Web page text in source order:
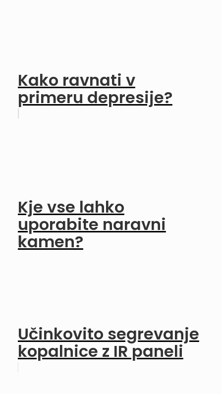
Kako ravnati v
primeru depresije?
Kje vse lahko
uporabite naravni
kamen?
Učinkovito segrevanje
kopalnice z IR paneli